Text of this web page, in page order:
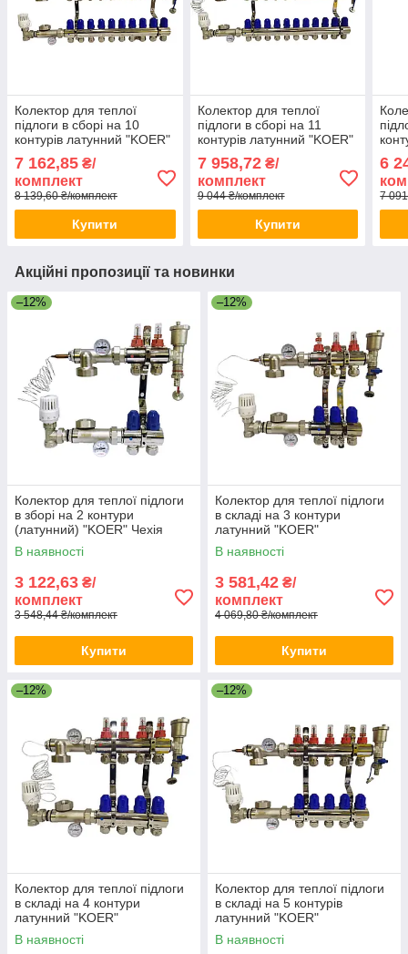
Колектор для теплої
підлоги в сборі на 10
контурів латунний "KOER"
7 162,85 ₴/
комплект
8 139,60 ₴/комплект
Купити
Колектор для теплої
підлоги в сборі на 11
контурів латунний "KOER"
7 958,72₴/
комплект
9 044 ₴/комплект
Купити
6
7
Акційні пропозиції та новинки
–12%
Колектор для теплої підлоги
в зборі на 2 контури
(латунний) "KOER" Чехія
В наявності
3 122,63 ₴/
комплект
3 548,44 ₴/комплект
Купити
–12%
Колектор для теплої підлоги
в складі на 3 контури
латунний "KOER"
В наявності
3 581,42 ₴/
комплект
4 069,80 ₴/комплект
Купити
–12%
Колектор для теплої підлоги
в складі на 4 контури
латунний "KOER"
В наявності
–12%
Колектор для теплої підлоги
в складі на 5 контурів
латунний "KOER"
В наявності